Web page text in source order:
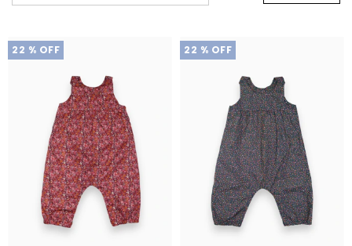
22 % OFF 22 % OFF